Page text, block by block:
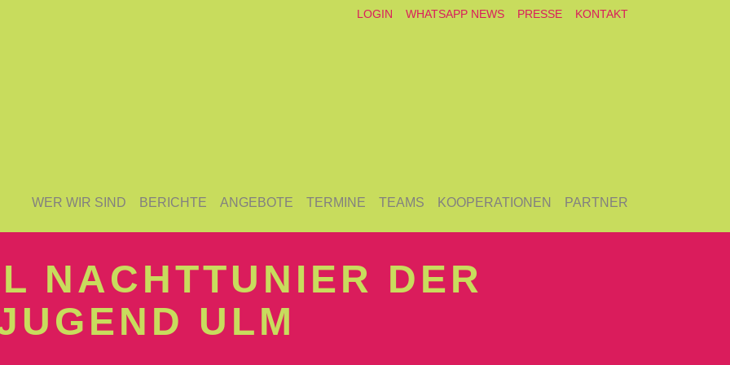
LOGIN WHATSAPP NEWS PRESSE KONTAKT
WER WIR SIND BERICHTE ANGEBOTE TERMINE TEAMS KOOPERATIONEN PARTNER
NACHTTUNIER DER
ULM